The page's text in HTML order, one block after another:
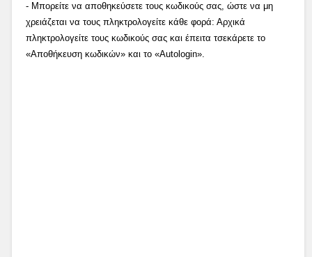
- Μπορείτε να αποθηκεύσετε τους κωδικούς σας, ώστε να μη
χρειάζεται να τους πληκτρολογείτε κάθε φορά: Αρχικά
πληκτρολογείτε τους κωδικούς σας και έπειτα τσεκάρετε το
«Αποθήκευση κωδικών» και το «Autologin».